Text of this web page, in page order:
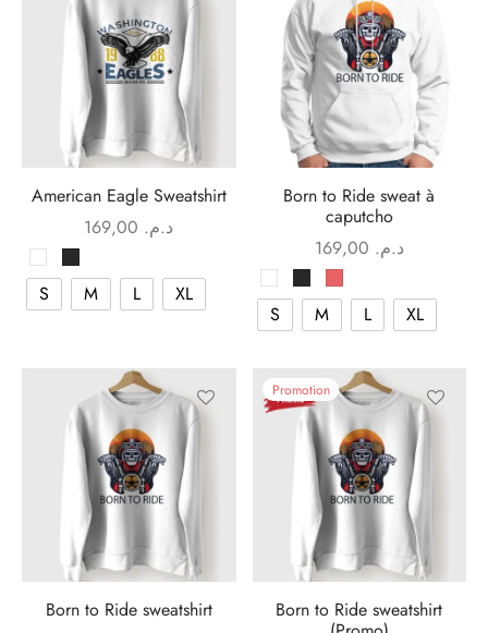
American Eagle Sweatshirt
د.م.
S M L XL
Born to Ride sweat à
caputcho
د.م.
S M L XL
Born to Ride sweatshirt
Promotion
Born to Ride sweatshirt